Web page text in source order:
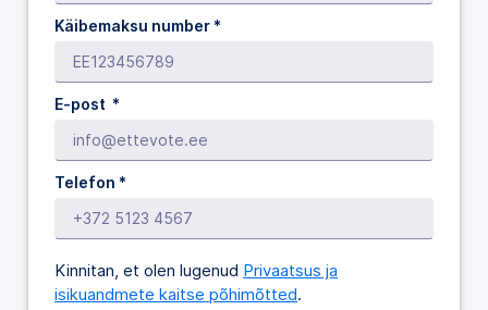
Käibemaksu number *
E-post *
Telefon *
Kinnitan, et olen lugenud Privaatsus ja
isikuandmete kaitse põhimõtted.